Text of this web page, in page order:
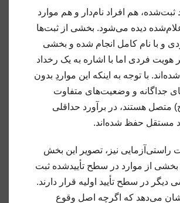
ثبت‌شده، هم افراد نام‌دار و هم موارد
دیده می‌شود. بخشی از ثبت‌ها
و با نام کامل انجام شده و بخشی
هویت فردی اما با اشاره به یک رخداد
با توجه به اینکه این مواردِ بدون
جداگانه و وضعیت‌های متفاوت
متصل هستند، در برآورد حداقلی
مستقل حفظ شده‌اند.
راستی‌آزمایی نیز، تصویر این بخش
از موارد در سطح تأییدشده ثبت
دیگر در سطح تأیید اولیه قرار دارند.
می‌دهد که اگرچه اصل وقوع